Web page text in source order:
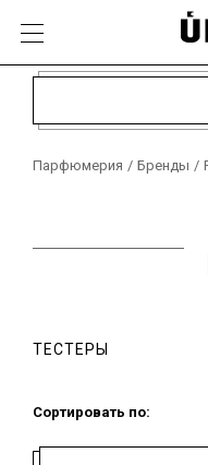
Парфюмерия / Бренды /
ТЕСТЕРЫ
Сортировать по: